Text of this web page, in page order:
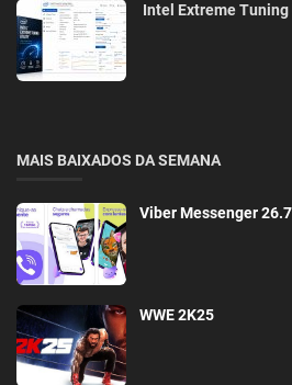
Intel Extreme
MAIS BAIXADOS DA SEMANA
Viber Messenger
WWE 2K25